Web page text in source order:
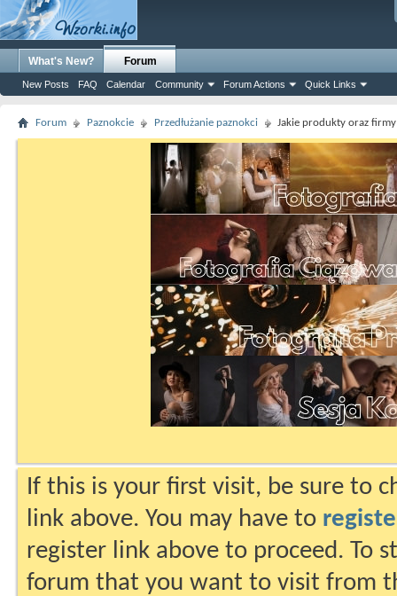
What's New? Forum
New Posts FAQ Calendar Community Forum Actions Quick Links
Forum Paznokcie Przedłużanie paznokci Jakie produkty oraz firmy
If this is your first visit, be sure to
link above. You may have to
register link above to proceed. To
forum that you want to visit from